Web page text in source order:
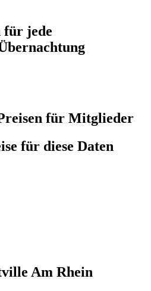
für jede
für Mitglieder
für diese Daten
Am Rhein